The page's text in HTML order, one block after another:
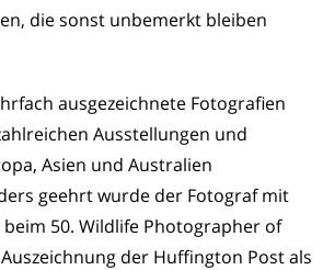
die sonst unbemerkt bleiben
ausgezeichnete Fotografien
Ausstellungen und
Asien und Australien
geehrt wurde der Fotograf mit
50. Wildlife Photographer of
der Huffington Post als